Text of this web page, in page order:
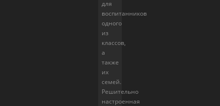
для
воспитанников
одного
из
классов,
а
также
их
семей.
Решительно
настроенная